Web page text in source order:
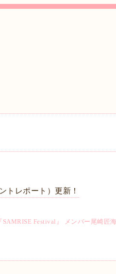
トレポート）更新！
SAMRISE Festival』 メンバー尾崎匠